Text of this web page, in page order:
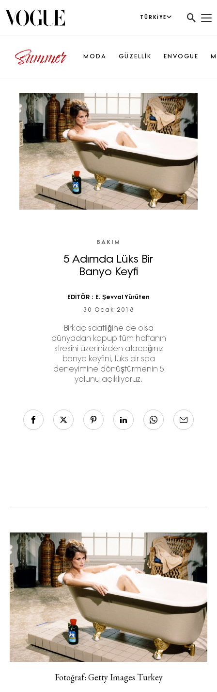
TÜRKIYE
MODA GÜZELLİK ENVOGUE
BAKIM
5 Adımda Lüks Bir
Banyo Keyfi
EDİTÖR : E. Şevval Yürüten
30 Ocak 2018
Birkaç saatliğine de olsa
dünyadan kopup tüm haftanın
stresini üzerinizden atacağınız
banyo keyfini, lüks bir spa
deneyimine dönüştürmenin 5
yolunu açıklıyoruz.
Fotoğraf: Getty Images Turkey